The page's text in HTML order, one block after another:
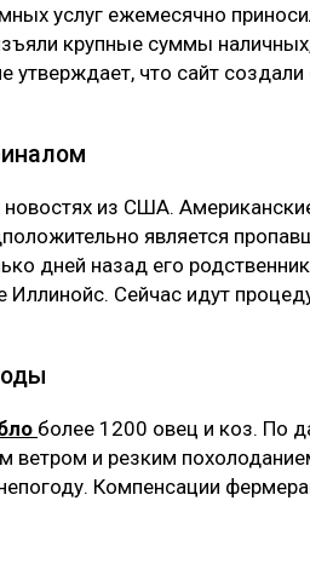
услуг ежемесячно
крупные суммы
утверждает, что сайт создали
новостях из США.
является
дней назад его
Сейчас идут
более 1200 овец и коз. По
ветром и резким
Компенсации